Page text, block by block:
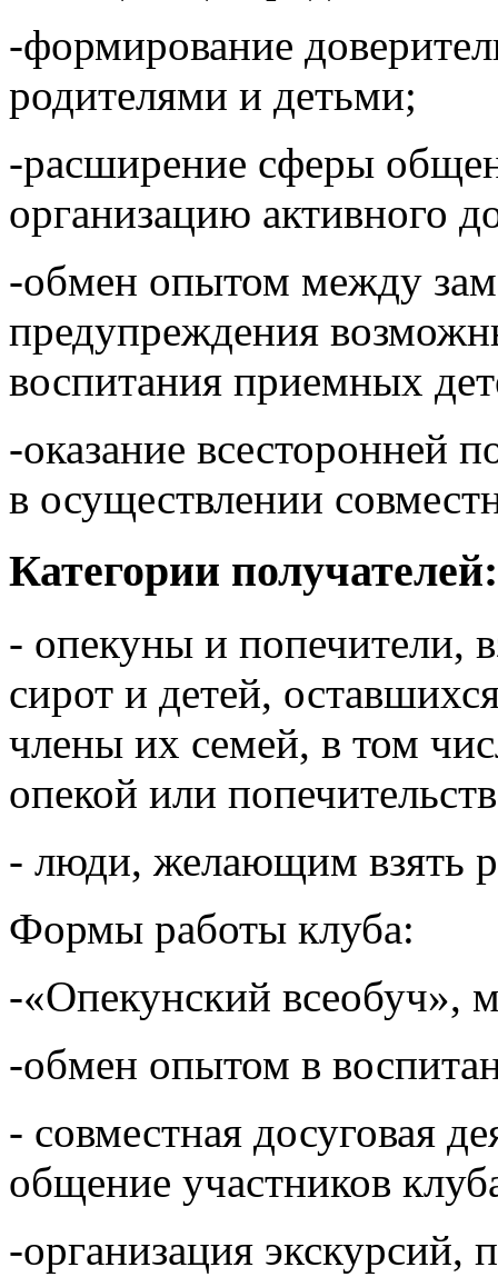
-формирование
родителями и детьми;
-расширение сферы
организацию активного
-обмен опытом между
предупреждения
воспитания приемных
-оказание всесторонней
в осуществлении
Категории
- опекуны и попечители,
сирот и детей,
члены их семей, в том
опекой или
- люди, желающим взять
Формы работы клуба:
-«Опекунский всеобуч»,
-обмен опытом в
- совместная досуговая
общение участников
-организация экскурсий,